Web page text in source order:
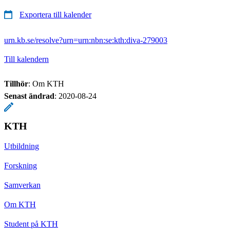
Exportera till kalender
urn.kb.se/resolve?urn=urn:nbn:se:kth:diva-279003
Till kalendern
Tillhör: Om KTH
Senast ändrad: 2020-08-24
KTH
Utbildning
Forskning
Samverkan
Om KTH
Student på KTH